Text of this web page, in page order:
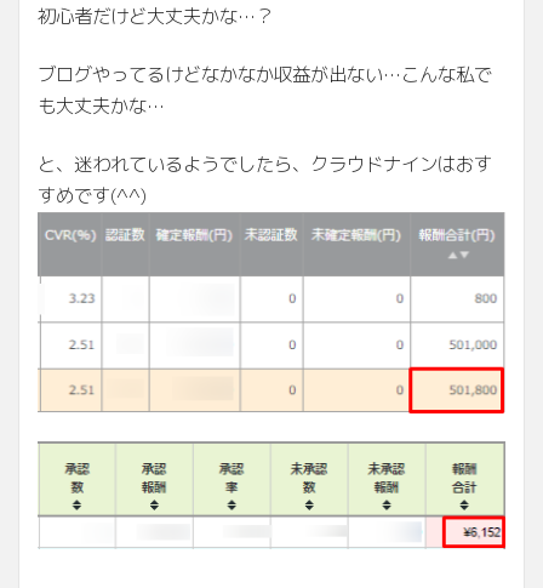
初心者だけど大丈夫かな…？
ブログやってるけどなかなか収益が出ない…こんな私で
も大丈夫かな…
と、迷われているようでしたら、クラウドナインはおす
すめです(^^)